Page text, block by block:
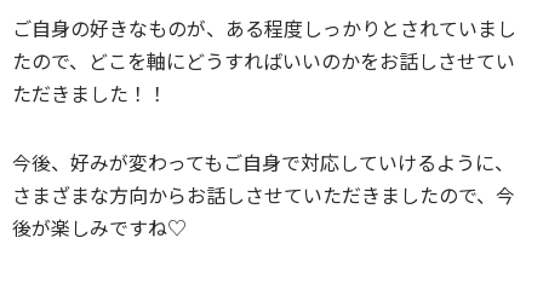
ご自身の好きなものが、ある程度しっかりとされていまし
たので、どこを軸にどうすればいいのかをお話しさせてい
ただきました！！
今後、好みが変わってもご自身で対応していけるように、
さまざまな方向からお話しさせていただきましたので、今
後が楽しみですね♡